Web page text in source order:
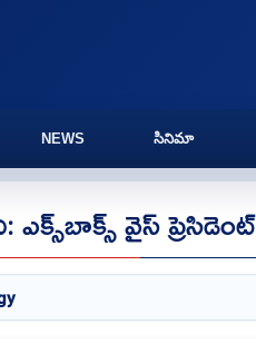
NEWS సినిమా
వైస్ ప్రెసిడెంట్